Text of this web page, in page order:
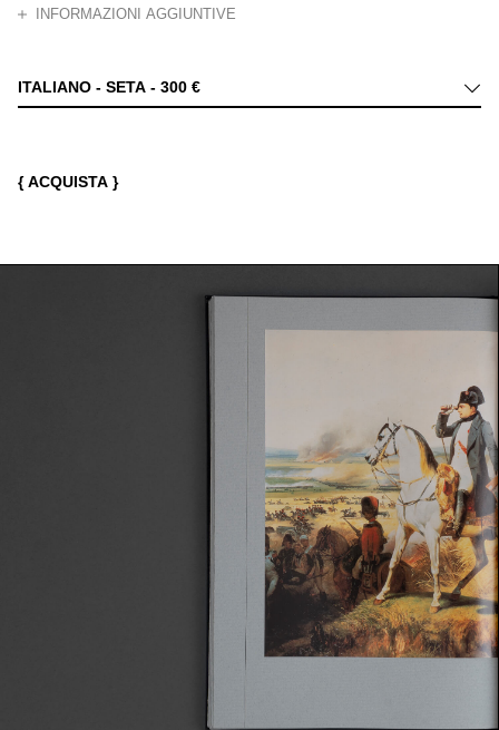
INFORMAZIONI AGGIUNTIVE
Lungi dal manipolare un romanzo fitto di colpi di scena e di agnizioni,
ITALIANO - SETA - 300 €
{ ACQUISTA }